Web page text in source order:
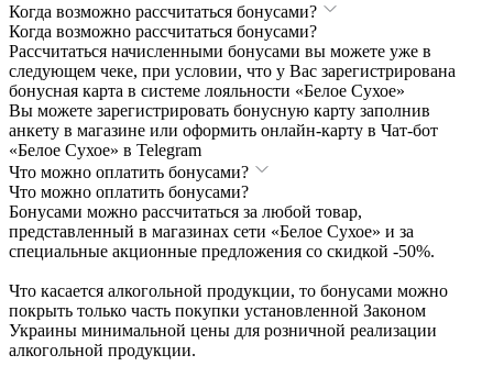
Когда возможно рассчитаться бонусами?
Когда возможно рассчитаться бонусами?
Рассчитаться начисленными бонусами вы можете уже в
следующем чеке, при условии, что у Вас зарегистрирована
бонусная карта в системе лояльности «Белое Сухое»
Вы можете зарегистрировать бонусную карту заполнив
анкету в магазине или оформить онлайн-карту в Чат-бот
«Белое Сухое» в Telegram
Что можно оплатить бонусами?
Что можно оплатить бонусами?
Бонусами можно рассчитаться за любой товар,
представленный в магазинах сети «Белое Сухое» и за
специальные акционные предложения со скидкой -50%.
Что касается алкогольной продукции, то бонусами можно
покрыть только часть покупки установленной Законом
Украины минимальной цены для розничной реализации
алкогольной продукции.